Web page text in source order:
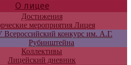
О лицее
Достижения
мероприятия Лицея
Всероссийский конкурс им. А.Г.
Рубинштейна
Коллективы
Лицейский дневник